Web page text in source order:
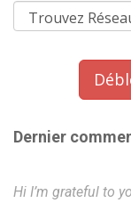
Dernier
Hi I’m grateful to